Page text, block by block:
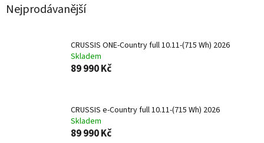
Nejprodávanější
CRUSSIS ONE-Country full 10.11-(715 Wh) 2026
Skladem
89 990 Kč
CRUSSIS e-Country full 10.11-(715 Wh) 2026
Skladem
89 990 Kč